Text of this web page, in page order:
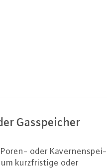
Gas­spei­cher
oder Ka­ver­nen­spei­
kurz­fris­ti­ge oder